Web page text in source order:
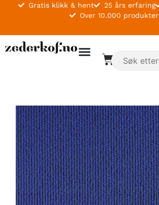
Gratis klikk & hent 25 års erfaring
Over 10.000 produkter